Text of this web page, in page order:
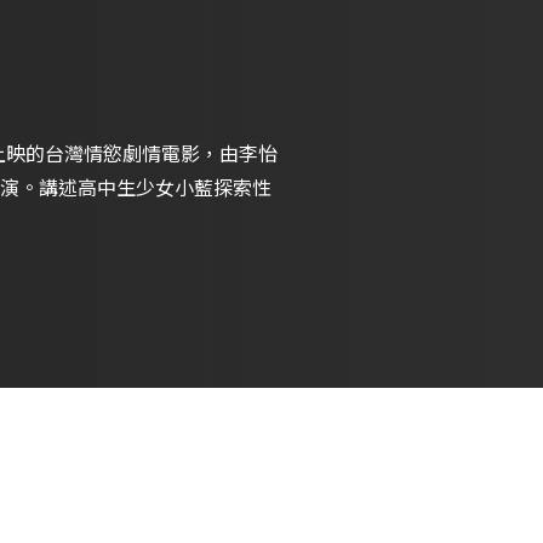
的台灣情慾劇情電影，由李怡
。講述高中生少女小藍探索性